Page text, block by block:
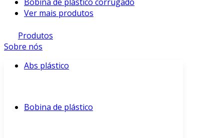
Ver mais produtos
Produtos
Sobre nós
Abs plástico
Bobina de plástico